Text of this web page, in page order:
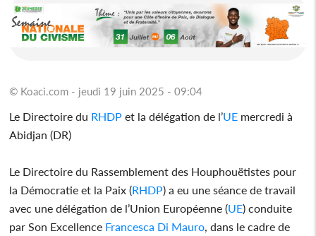
© Koaci.com - jeudi 19 juin 2025 - 09:04
Le Directoire du RHDP et la délégation de l’UE mercredi à
Abidjan (DR)
Le Directoire du Rassemblement des Houphouëtistes pour
la Démocratie et la Paix (RHDP) a eu une séance de travail
avec une délégation de l’Union Européenne (UE) conduite
par Son Excellence Francesca Di Mauro, dans le cadre de